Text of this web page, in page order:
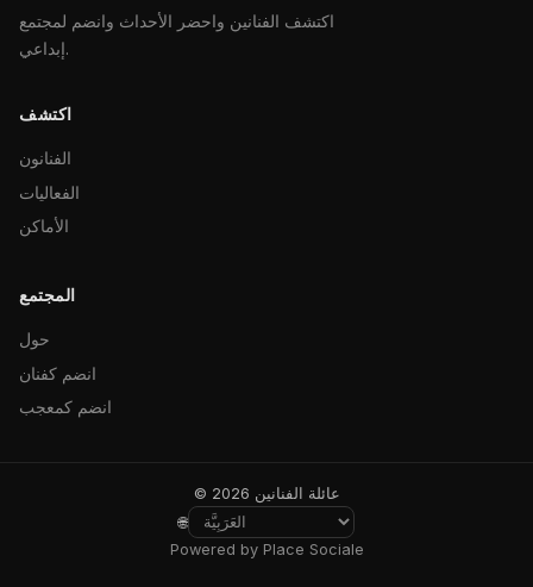
اكتشف الفنانين واحضر الأحداث وانضم لمجتمع
إبداعي.
اكتشف
الفنانون
الفعاليات
الأماكن
المجتمع
حول
انضم كفنان
انضم كمعجب
© 2026 عائلة الفنانين
🌐
Powered by Place Sociale